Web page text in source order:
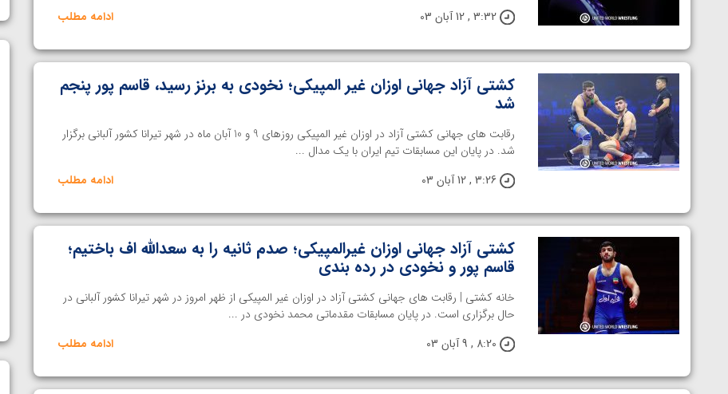
3:32 , 12 آبان 03
ادامه مطلب
کشتی آزاد جهانی اوزان غیر المپیکی؛ نخودی به برنز رسید، قاسم پور پنجم
شد
رقابت های جهانی کشتی آزاد در اوزان غیر المپیکی روزهای 9 و 10 آبان ماه در شهر تیرانا کشور آلبانی برگزار
شد. در پایان این مسابقات تیم ایران با یک مدال ...
3:26 , 12 آبان 03
ادامه مطلب
کشتی آزاد جهانی اوزان غیرالمپیکی؛ صدم ثانیه را به سعدالله اف باختیم؛
قاسم پور و نخودی در رده بندی
خانه کشتی | رقابت های جهانی کشتی آزاد در اوزان غیر المپیکی از ظهر امروز در شهر تیرانا کشور آلبانی در
حال برگزاری است. در پایان مسابقات مقدماتی محمد نخودی در ...
8:20 , 9 آبان 03
ادامه مطلب
امین میرزازاده
ویدیو؛ باخت امین کاویانی نژاد مقابل مالخاز آمویان از
ارمنستان